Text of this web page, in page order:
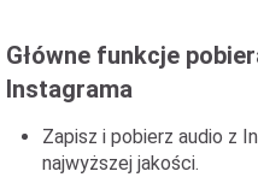
Główne funkcje
Instagrama
Zapisz i pobierz audio z
najwyższej jakości.